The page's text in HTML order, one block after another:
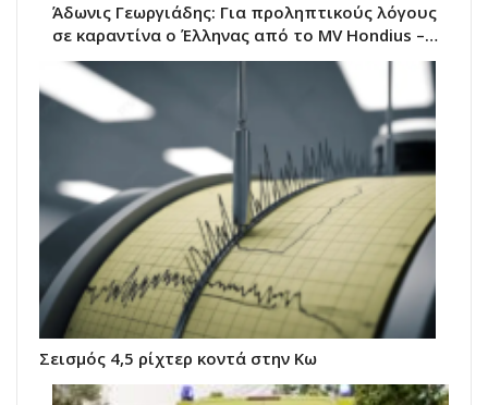
Άδωνις Γεωργιάδης: Για προληπτικούς λόγους
σε καραντίνα ο Έλληνας από το MV Hondius –…
Σεισμός 4,5 ρίχτερ κοντά στην Κω